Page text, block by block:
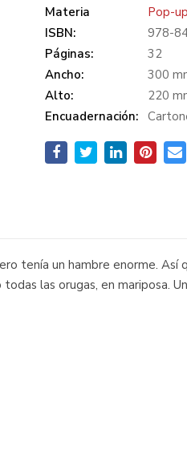
Materia
Pop-up
ISBN:
978-
Páginas:
32
Ancho:
300
Alto:
220
Encuadernación:
tenía un hambre enorme.
las orugas, en mariposa.